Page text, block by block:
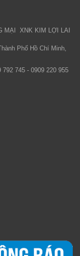
MẠI XNK KIM LỢI LAI
Phố Hồ Chí Minh,
792 745 - 0909 220 955